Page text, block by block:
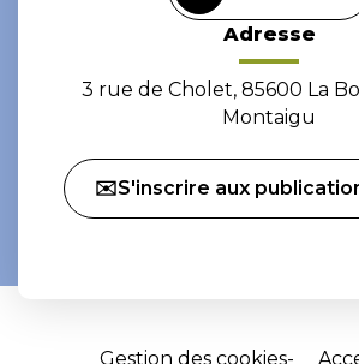
Adresse
3 rue de Cholet, 85600 La
Montaigu
✉️S'inscrire aux
Gestion des cookies